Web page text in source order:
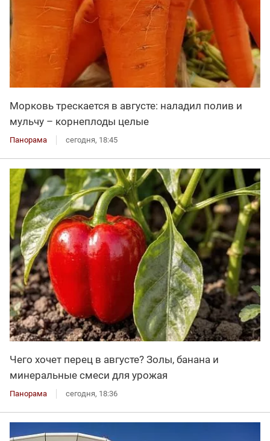
Морковь трескается в августе: наладил полив и
мульчу – корнеплоды целые
Панорама сегодня, 18:45
Чего хочет перец в августе? Золы, банана и
минеральные смеси для урожая
Панорама сегодня, 18:36